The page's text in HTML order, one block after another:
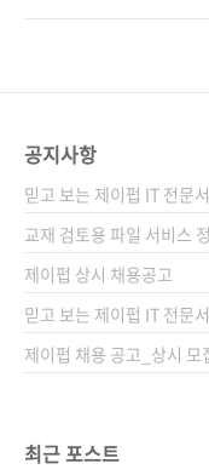
코트의 귀여운 이미지와는 달
발빠르게 저희도 번역에 들어
죄송하게 생각합니다. 저희
그를 통해 8월 중순 경에 출간
렸지만, 여러 사정으로 인해
이에 전화나 메일로 개정판
여러 분들에게 다시 사과의
대신 안드로이드 2.2..
공지사항
믿고 보는 제이펍 IT 전문
교재 검토용 파일 서비스
제이펍 상시 채용공고
믿고 보는 제이펍 IT 전문
제이펍 채용 공고_상시 모
최근 포스트